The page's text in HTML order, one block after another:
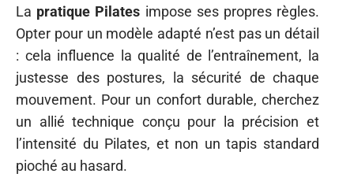
La pratique Pilates impose ses propres règles.
Opter pour un modèle adapté n’est pas un détail
: cela influence la qualité de l’entraînement, la
justesse des postures, la sécurité de chaque
mouvement. Pour un confort durable, cherchez
un allié technique conçu pour la précision et
l’intensité du Pilates, et non un tapis standard
pioché au hasard.